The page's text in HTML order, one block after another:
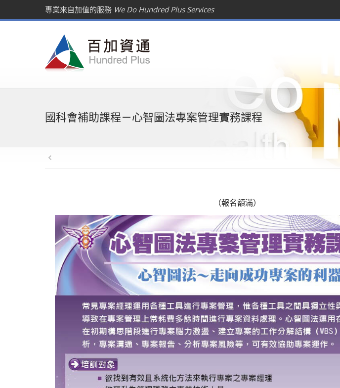
專業來自加值的服務 We Do Hundred Plus Services
國科會補助課程－心智圖法專案管理實務課程
（報名額滿）